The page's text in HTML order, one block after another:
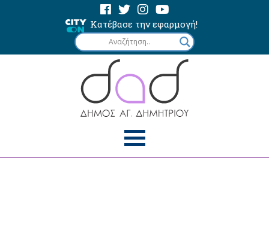
Κατέβασε την εφαρμογή!